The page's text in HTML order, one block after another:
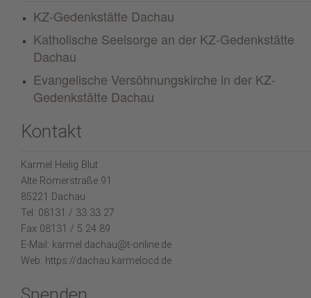
KZ-Gedenkstätte Dachau
Katholische Seelsorge an der KZ-Gedenkstätte
Dachau
Evangelische Versöhnungskirche in der KZ-
Gedenkstätte Dachau
Kontakt
Karmel Heilig Blut
Alte Römerstraße 91
85221 Dachau
Tel. 08131 / 33 33 27
Fax 08131 / 5 24 89
E-Mail: karmel.dachau@t-online.de
Web: https://dachau.karmelocd.de